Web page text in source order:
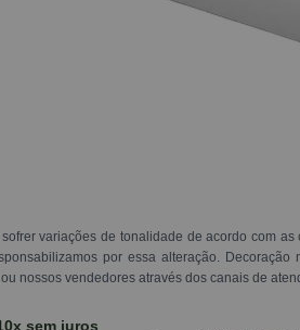
variações de tonalidade de acordo com
por essa alteração.
nossos vendedores através dos canais de
sem juros